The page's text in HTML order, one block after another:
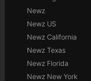
Newz
Newz US
Newz California
Newz Texas
Newz Florida
Newz New York